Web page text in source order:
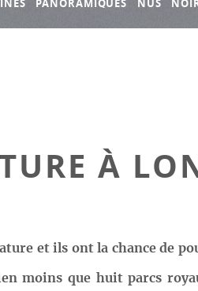
PANORAMIQUES NUS
À
et ils ont la chance de
moins que huit parcs